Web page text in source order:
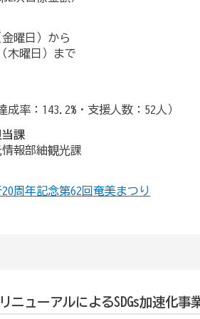
金曜日）から
木曜日）まで
成率：143.2%・支援人数：52人）
当課
報部紬観光課
周年記念第62回奄美まつり
ニューアルによるSDGs加速化事